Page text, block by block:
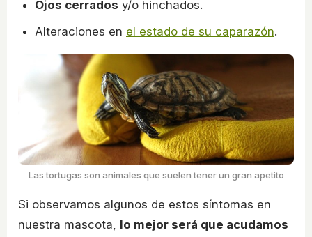
Ojos cerrados y/o hinchados.
Alteraciones en el estado de su caparazón.
Las tortugas son animales que suelen tener un gran apetito
Si observamos algunos de estos síntomas en
nuestra mascota, lo mejor será que acudamos